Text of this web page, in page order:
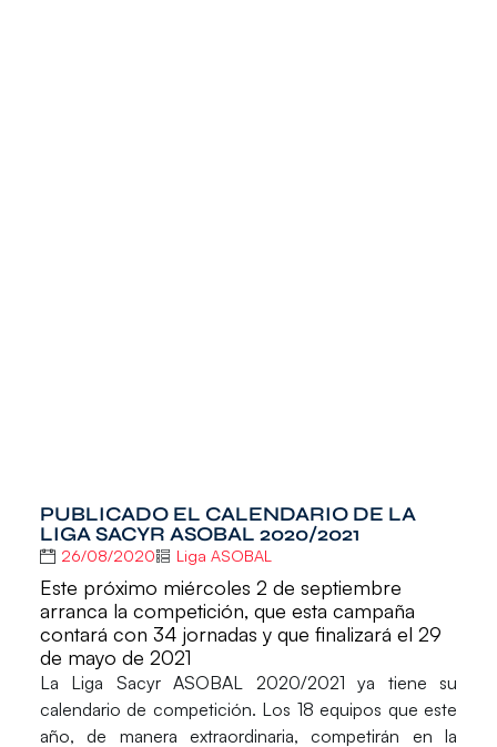
PUBLICADO EL CALENDARIO DE LA
LIGA SACYR ASOBAL 2020/2021
26/08/2020 Liga ASOBAL
Este próximo miércoles 2 de septiembre
arranca la competición, que esta campaña
contará con 34 jornadas y que finalizará el 29
de mayo de 2021
La Liga Sacyr ASOBAL 2020/2021 ya tiene su
calendario de competición. Los 18 equipos que este
año, de manera extraordinaria, competirán en la